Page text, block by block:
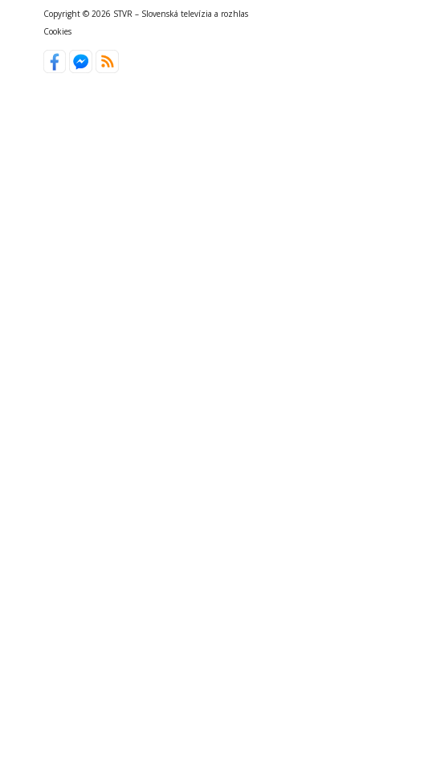
Copyright © 2026 STVR – Slovenská televízia a rozhlas
Cookies